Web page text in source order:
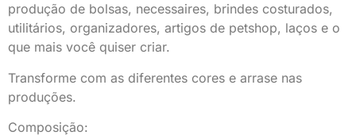
produção de bolsas, necessaires, brindes costurados,
utilitários, organizadores, artigos de petshop, laços e o
que mais você quiser criar.
Transforme com as diferentes cores e arrase nas
produções.
Composição: